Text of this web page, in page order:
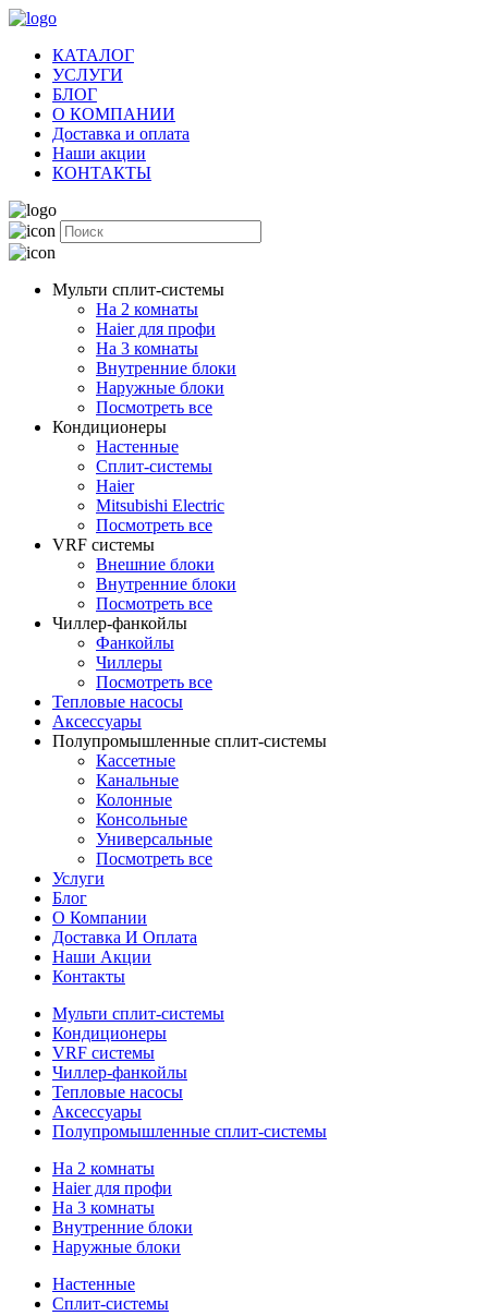
КАТАЛОГ
УСЛУГИ
БЛОГ
О КОМПАНИИ
Доставка и оплата
Наши акции
КОНТАКТЫ
Мульти сплит-системы
На 2 комнаты
Haier для профи
На 3 комнаты
Внутренние блоки
Наружные блоки
Посмотреть все
Кондиционеры
Настенные
Сплит-системы
Haier
Mitsubishi Electric
Посмотреть все
VRF системы
Внешние блоки
Внутренние блоки
Посмотреть все
Чиллер-фанкойлы
Фанкойлы
Чиллеры
Посмотреть все
Тепловые насосы
Аксессуары
Полупромышленные сплит-системы
Кассетные
Канальные
Колонные
Консольные
Универсальные
Посмотреть все
Услуги
Блог
О Компании
Доставка И Оплата
Наши Акции
Контакты
Мульти сплит-системы
Кондиционеры
VRF системы
Чиллер-фанкойлы
Тепловые насосы
Аксессуары
Полупромышленные сплит-системы
На 2 комнаты
Haier для профи
На 3 комнаты
Внутренние блоки
Наружные блоки
Настенные
Сплит-системы